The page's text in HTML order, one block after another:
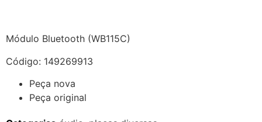
Módulo Bluetooth (WB115C)
Código: 149269913
Peça nova
Peça original